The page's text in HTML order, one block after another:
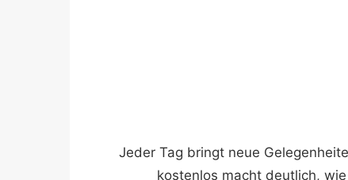
Jeder Tag bringt neue
kostenlos macht deutlich,